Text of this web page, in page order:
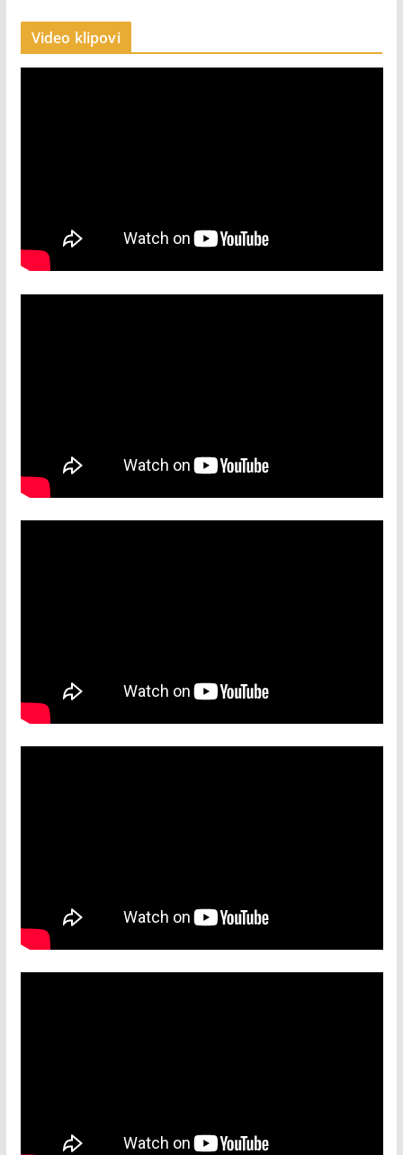
Video klipovi